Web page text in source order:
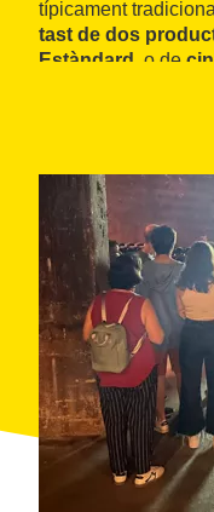
típicament
tast de dos
Estàndard , o de